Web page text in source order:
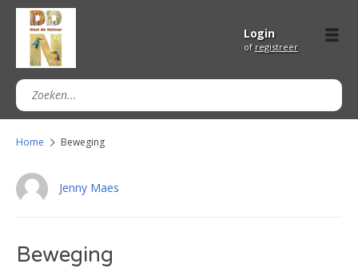
Login
of registreer
Home Beweging
Jenny Maes
Beweging